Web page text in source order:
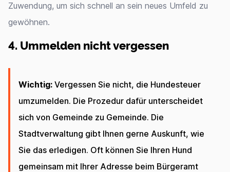
Zuwendung, um sich schnell an sein neues Umfeld zu
gewöhnen.
4. Ummelden nicht vergessen
Wichtig: Vergessen Sie nicht, die Hundesteuer
umzumelden. Die Prozedur dafür unterscheidet
sich von Gemeinde zu Gemeinde. Die
Stadtverwaltung gibt Ihnen gerne Auskunft, wie
Sie das erledigen. Oft können Sie Ihren Hund
gemeinsam mit Ihrer Adresse beim Bürgeramt